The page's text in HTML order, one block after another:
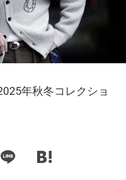
年秋冬コレクショ